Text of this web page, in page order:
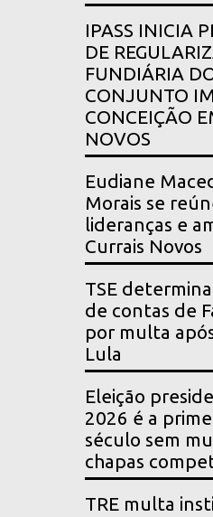
IPASS INICIA
DE
FUNDIÁRIA
CONJUNTO
CONCEIÇÃO
NOVOS
Eudiane
Morais se
lideranças e
Currais Novos
TSE
de contas de
por multa
Lula
Eleição
2026 é a
século sem
chapas
TRE multa